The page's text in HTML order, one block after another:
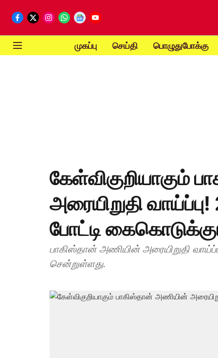
முகப்பு செய்தி பொழுதுபோக்கு
கேள்விகுறியாகும்
அரையிறுதி
போட்டி
பாகிஸ்தான் அணியின் அரையிறுதி
சென்றுள்ளது.